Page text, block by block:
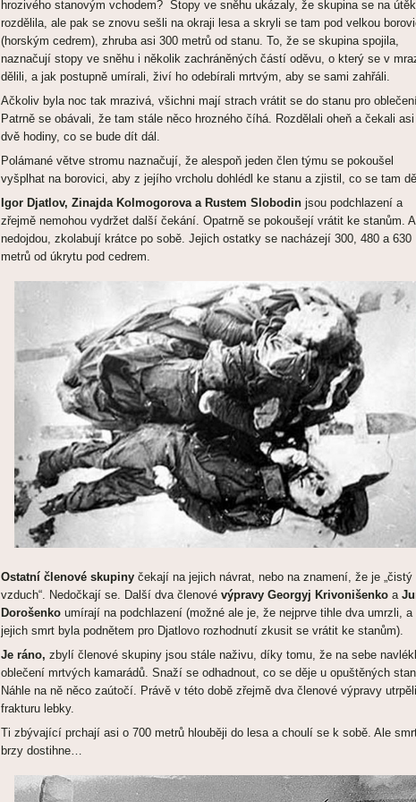
hrozivého stanovým vchodem? Stopy ve sněhu ukázaly, že skupina se na
rozdělila, ale pak se znovu sešli na okraji lesa a skryli se tam pod velkou
(horským cedrem), zhruba asi 300 metrů od stanu. To, že se skupina spojila,
naznačují stopy ve sněhu i několik zachráněných částí oděvu, o který se v
dělili, a jak postupně umírali, živí ho odebírali mrtvým, aby se sami zahřáli.
Ačkoliv byla noc tak mrazivá, všichni mají strach vrátit se do stanu pro
Patrně se obávali, že tam stále něco hrozného číhá. Rozdělali oheň a čekali asi
dvě hodiny, co se bude dít dál.
Polámané větve stromu naznačují, že alespoň jeden člen týmu se pokoušel
vyšplhat na borovici, aby z jejího vrcholu dohlédl ke stanu a zjistil, co se tam
Igor Djatlov, Zinajda Kolmogorova a Rustem Slobodin jsou podchlazení a
zřejmě nemohou vydržet další čekání. Opatrně se pokoušejí vrátit ke stanům.
nedojdou, zkolabují krátce po sobě. Jejich ostatky se nacházejí 300, 480 a 630
metrů od úkrytu pod cedrem.
Ostatní členové skupiny čekají na jejich návrat, nebo na znamení, že je „čistý
vzduch“. Nedočkají se. Další dva členové výpravy Georgyj Krivonišenko a
Dorošenko umírají na podchlazení (možné ale je, že nejprve tihle dva umrzli, a
jejich smrt byla podnětem pro Djatlovo rozhodnutí zkusit se vrátit ke stanům).
Je ráno, zbylí členové skupiny jsou stále naživu, díky tomu, že na sebe
oblečení mrtvých kamarádů. Snaží se odhadnout, co se děje u opuštěných
Náhle na ně něco zaútočí. Právě v této době zřejmě dva členové výpravy utrpěli
frakturu lebky.
Ti zbývající prchají asi o 700 metrů hlouběji do lesa a choulí se k sobě. Ale
brzy dostihne…